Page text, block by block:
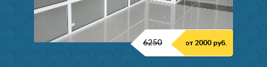
6250 от 2000 руб.